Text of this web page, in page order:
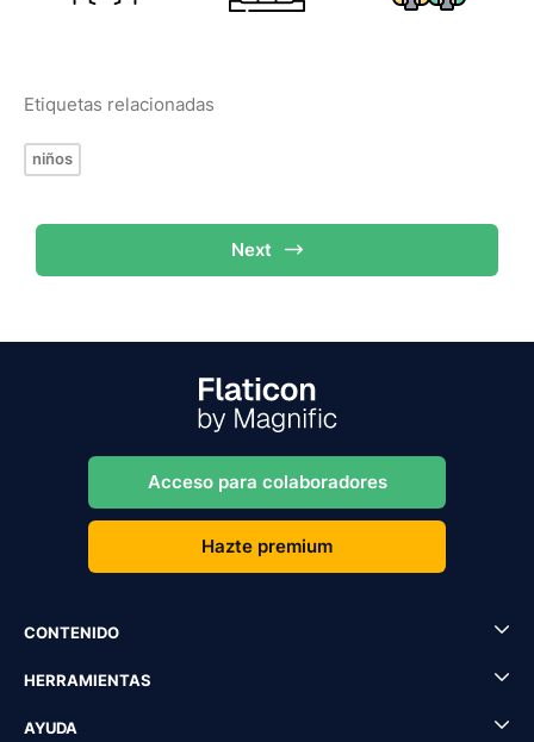
Etiquetas relacionadas
niños
Next
Acceso para colaboradores
Hazte premium
CONTENIDO
HERRAMIENTAS
AYUDA